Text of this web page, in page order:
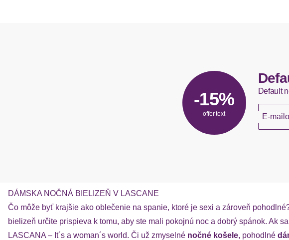
-15%
offer text
Default
E-
DÁMSKA NOČNÁ BIELIZEŇ V LASCANE
Čo môže byť krajšie ako oblečenie na spanie, ktoré je sexi a zároveň
bielizeň určite prispieva k tomu, aby ste mali pokojnú noc a dobrý spánok. Ak
LASCANA – It´s a woman´s world. Či už zmyselné nočné košele, pohodlné